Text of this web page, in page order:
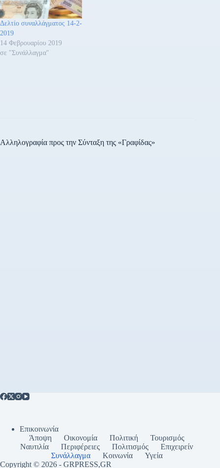
Δελτίο συναλλάγματος 14-2-
2019
14 Φεβρουαρίου 2019
σε "Συνάλλαγμα"
Αλληλογραφία προς την Σύνταξη της «Γραφίδας»
Επικοινωνία
Άποψη
Οικονομία Πολιτική
Τουρισμός
Ναυτιλία
Περιφέρειες Πολιτισμός
Επιχειρείν
Συνάλλαγμα
Κοινωνία
Υγεία
Copyright © 2026 - GRPRESS,GR